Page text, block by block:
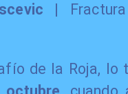
|
de la Roja, lo